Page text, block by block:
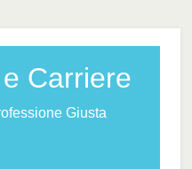
Carriere
Giusta